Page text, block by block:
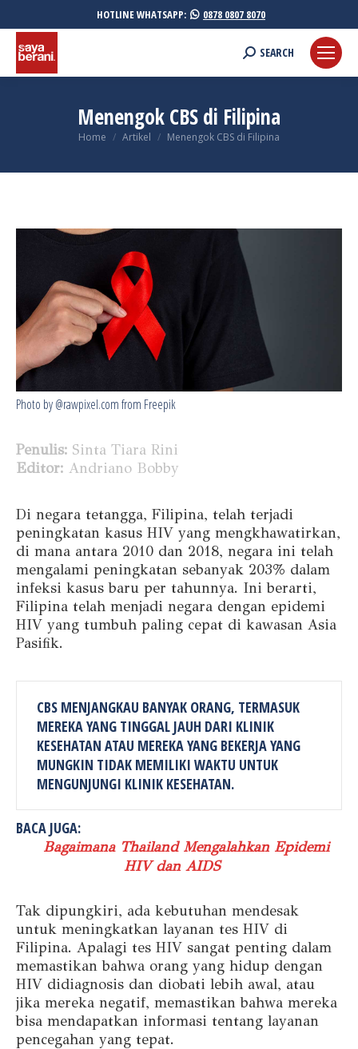
HOTLINE WHATSAPP: 0878 0807 8070
Search:
SEARCH
Menengok CBS di Filipina
You are here:
Home Artikel Menengok CBS di Filipina
Photo by @rawpixel.com from Freepik
Penulis: Sinta Tiara Rini
Editor: Andriano Bobby
Di negara tetangga, Filipina, telah terjadi
peningkatan kasus HIV yang mengkhawatirkan,
di mana antara 2010 dan 2018, negara ini telah
mengalami peningkatan sebanyak 203% dalam
infeksi kasus baru per tahunnya. Ini berarti,
Filipina telah menjadi negara dengan epidemi
HIV yang tumbuh paling cepat di kawasan Asia
Pasifik.
CBS MENJANGKAU BANYAK ORANG, TERMASUK
MEREKA YANG TINGGAL JAUH DARI KLINIK
KESEHATAN ATAU MEREKA YANG BEKERJA YANG
MUNGKIN TIDAK MEMILIKI WAKTU UNTUK
MENGUNJUNGI KLINIK KESEHATAN.
BACA JUGA:
Bagaimana Thailand Mengalahkan Epidemi
HIV dan AIDS
Tak dipungkiri, ada kebutuhan mendesak
untuk meningkatkan layanan tes HIV di
Filipina. Apalagi tes HIV sangat penting dalam
memastikan bahwa orang yang hidup dengan
HIV didiagnosis dan diobati lebih awal, atau
jika mereka negatif, memastikan bahwa mereka
bisa mendapatkan informasi tentang layanan
pencegahan yang tepat.